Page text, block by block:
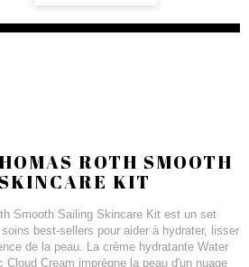
ROTH SMOOTH
KIT
Smooth Sailing Skincare Kit est un set
best-sellers pour aider à hydrater, lisser
de la peau. La crème hydratante Water
Cloud Cream imprègne la peau d'un nuage